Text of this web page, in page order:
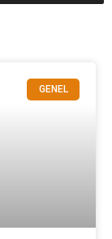
GENEL